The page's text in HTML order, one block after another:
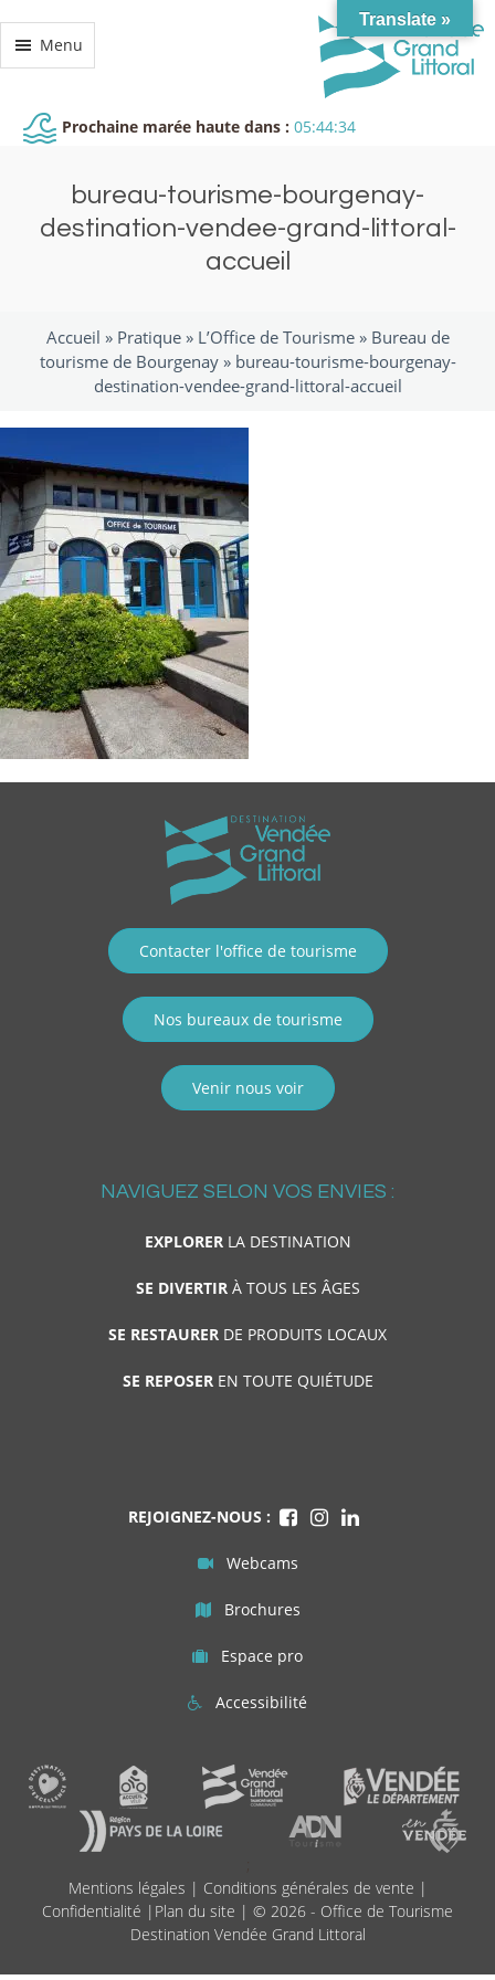
Menu
Prochaine marée haute dans : 05:44:34
bureau-tourisme-bourgenay-
destination-vendee-grand-littoral-
accueil
Accueil » Pratique» L’Office de Tourisme» Bureau de
tourisme de Bourgenay» bureau-tourisme-bourgenay-
destination-vendee-grand-littoral-accueil
Contacter l'office de tourisme
Nos bureaux de tourisme
Venir nous voir
NAVIGUEZ SELON VOS ENVIES :
EXPLORERLA DESTINATION
SE DIVERTIRÀ TOUS LES ÂGES
SE RESTAURER DE PRODUITS LOCAUX
SE REPOSEREN TOUTE QUIÉTUDE
REJOIGNEZ-NOUS :
Webcams
Brochures
Espace pro
Accessibilité
Mentions légales | Conditions générales de vente |
Confidentialité | Plan du site | © 2026 - Office de Tourisme
Destination Vendée Grand Littoral
Translate »